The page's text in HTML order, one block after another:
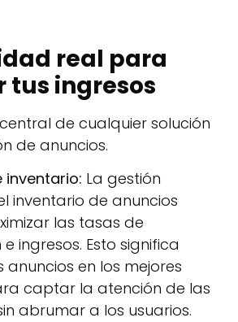
real para
tus ingresos
de cualquier solución
de anuncios.
inventario: La gestión
inventario de anuncios
las tasas de
ingresos. Esto significa
en los mejores
captar la atención de las
abrumar a los usuarios.